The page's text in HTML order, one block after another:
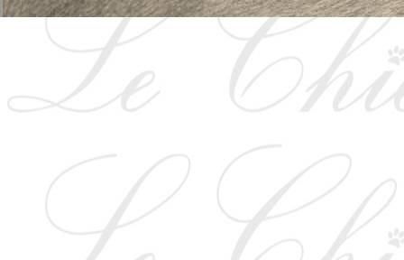
HUNDKLÄDER, HUNDVÄSKOR, HUNDACCESSOARER, HUND KLÄDER,